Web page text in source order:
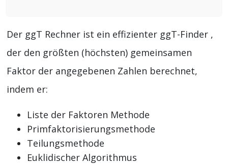
Der ggT Rechner ist ein effizienter ggT-Finder ,
der den größten (höchsten) gemeinsamen
Faktor der angegebenen Zahlen berechnet,
indem er:
Liste der Faktoren Methode
Primfaktorisierungsmethode
Teilungsmethode
Euklidischer Algorithmus